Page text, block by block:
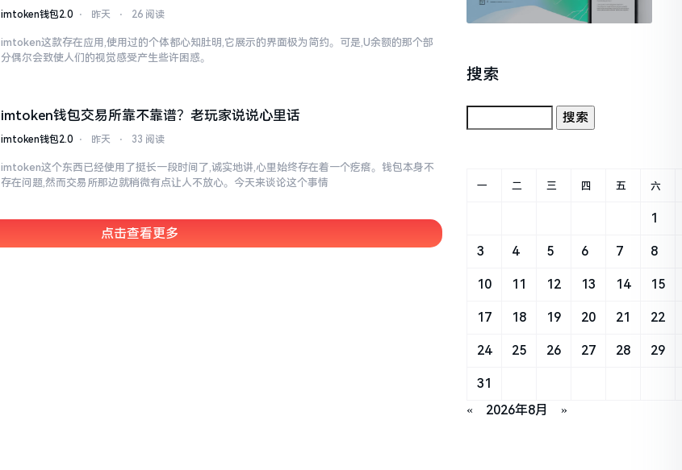
imtoken钱包2.0 ⋅ 昨天 ⋅ 26 阅读
imtoken这款存在应用,使用过的个体都心知肚明,它展示的界面极为简约。可是,U余额的那个部
分偶尔会致使人们的视觉感受产生些许困惑。
imtoken钱包交易所靠不靠谱？老玩家说说心里话
imtoken钱包2.0 ⋅ 昨天 ⋅ 33 阅读
imtoken这个东西已经使用了挺长一段时间了,诚实地讲,心里始终存在着一个疙瘩。钱包本身不
存在问题,然而交易所那边就稍微有点让人不放心。今天来谈论这个事情
点击查看更多
搜索
« 2026年8月 »
一 二 三 四 五 六
1
3 4 5 6 7 8
10 11 12 13 14 15
17 18 19 20 21 22
24 25 26 27 28 29
31